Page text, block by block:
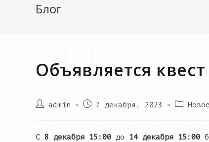
Блог
Объявляется
Postadmin
Запись7 декабря, 2023
Post
С 8 декабря 15:00 до 14 декабря 15:00